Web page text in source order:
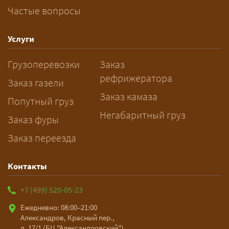
Как заказать грузоперевозку?
— Оставьте заявку с маршрутом,
датой и параметрами груза — логист
рассчитает стоимость за 5–10 минут
и подберёт машину. Все условия и
цена фиксируются в договоре;
оплата после доставки, перед
выгрузкой.
Частые вопросы
Услуги
Грузоперевозки
Заказ газели
Попутный груз
Заказ фуры
Заказ переезда
Заказ
рефрижератора
Заказ камаза
Негабаритный груз
Контакты
+7 (499) 520-05-23
Ежедневно: 08:00–21:00
Александров, Красный пер.,